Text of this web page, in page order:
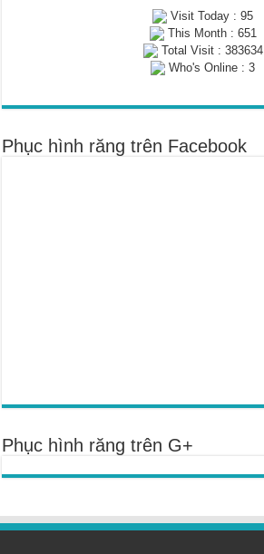
Visit Today : 95
This Month : 651
Total Visit : 383634
Who's Online : 3
Phục hình răng trên Facebook
Phục hình răng trên G+